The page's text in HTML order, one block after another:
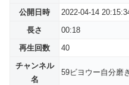
公開日時
2022-04-14
長さ
00:18
再生回数
40
チャンネル
名
59ビヨウー自分磨